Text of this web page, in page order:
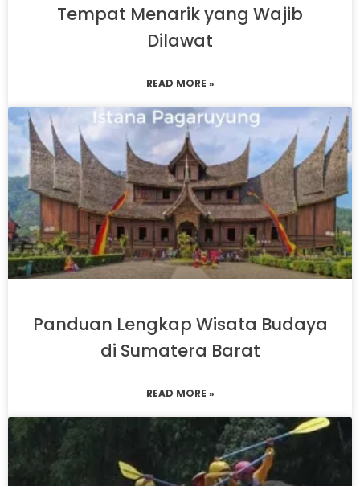
Tempat Menarik yang Wajib
Dilawat
READ MORE »
Panduan Lengkap Wisata Budaya
di Sumatera Barat
READ MORE »